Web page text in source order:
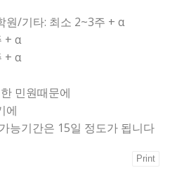
원/기타: 최소 2~3주 + α
+ α
+ α
민원때문에
에
능기간은 15일 정도가 됩니다
Print